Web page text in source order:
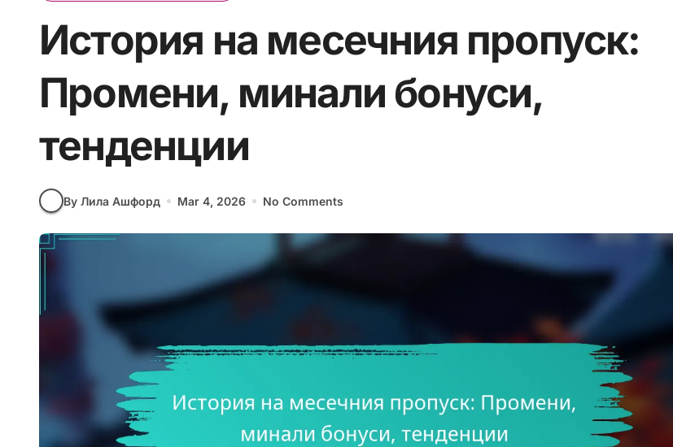
История на месечния пропуск:
Промени, минали бонуси,
тенденции
By Лила Ашфорд Mar 4, 2026 No Comments